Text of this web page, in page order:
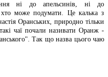
ні до апельсинів, ні до
хто може подумати. Це калька з
Оранських, природно тільки
чаї почали називати Оранж -
Так що назва цього чаю